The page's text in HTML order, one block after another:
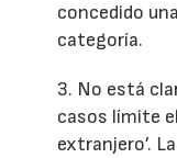
concedido
categoría.
3. No está
casos límite
extranjero’.